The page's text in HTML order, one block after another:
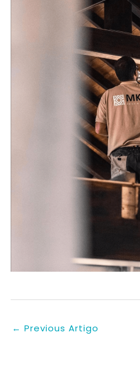
← Previous Artigo